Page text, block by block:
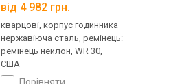
від 4 982 грн.
кварцові, корпус годинника
нержавіюча сталь, ремінець:
ремінець нейлон, WR 30,
США